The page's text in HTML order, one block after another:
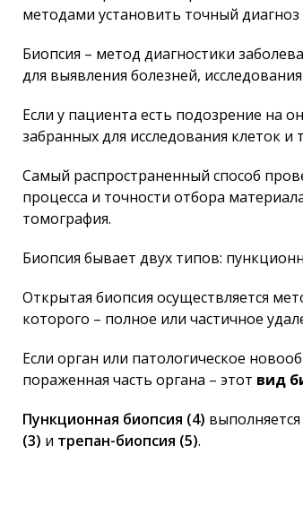
методами установить точный диагноз
Биопсия – метод диагностики
для выявления болезней,
Если у пациента есть подозрение на
забранных для исследования клеток
Самый распространенный способ
процесса и точности отбора
томография.
Биопсия бывает двух типов:
Открытая биопсия осуществляется
которого – полное или частичное
Если орган или патологическое
пораженная часть органа – этот вид
Пункционная биопсия (4)
(3) и трепан-биопсия (5).